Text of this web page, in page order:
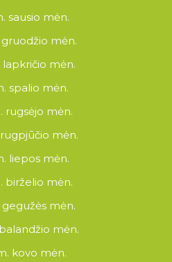
sausio mėn.
mėn.
lapkričio mėn.
spalio mėn.
rugsėjo mėn.
mėn.
liepos mėn.
birželio mėn.
mėn.
mėn.
kovo mėn.